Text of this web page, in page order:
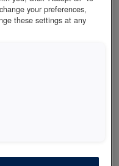
vårt nye Planmeca
spesielt for
gasser, mikrober
noe som bidrar til å
deg og dine
pasienter innom i
your preferences,
these settings at any